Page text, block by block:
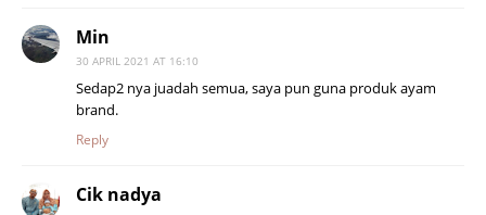
Min
30 APRIL 2021 AT 16:10
Sedap2 nya juadah semua, saya pun guna produk ayam
brand.
Reply
Cik nadya